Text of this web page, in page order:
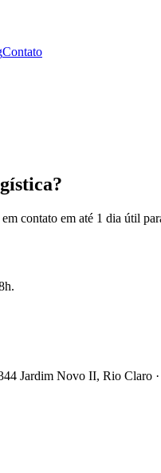
Contato
contato em até 1 dia útil
Jardim Novo II, Rio Claro ·